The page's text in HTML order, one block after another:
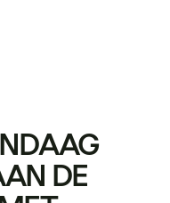
DE